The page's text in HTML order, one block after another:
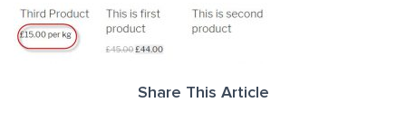
Share This Article